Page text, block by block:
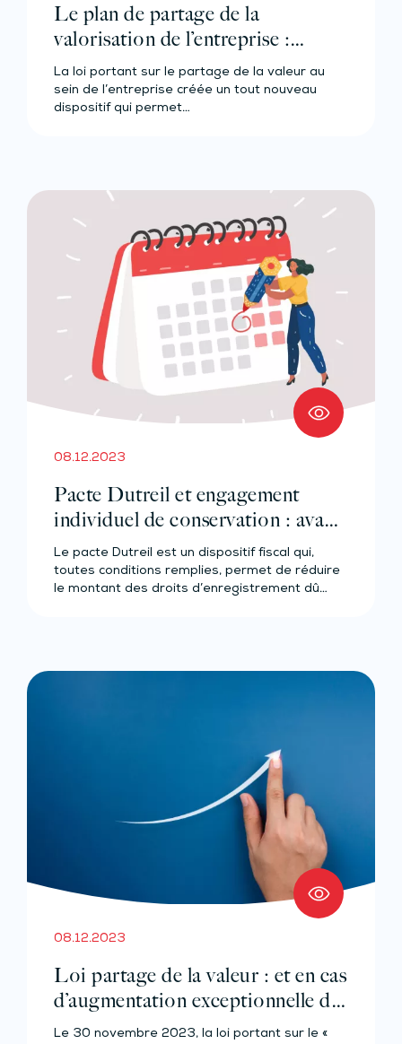
Le plan de partage de la
valorisation de l’entreprise :
qu’est-ce que c’est ?
La loi portant sur le partage de la valeur au
sein de l’entreprise créée un tout nouveau
dispositif qui permet…
08.12.2023
Pacte Dutreil et engagement
individuel de conservation : avant
l’heure, ce n’est pas l’heure ?
Le pacte Dutreil est un dispositif fiscal qui,
toutes conditions remplies, permet de réduire
le montant des droits d’enregistrement dû…
08.12.2023
Loi partage de la valeur : et en cas
d’augmentation exceptionnelle de
bénéfice ?
Le 30 novembre 2023, la loi portant sur le «